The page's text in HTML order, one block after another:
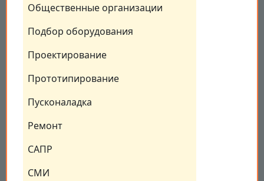
Общественные организации
Подбор оборудования
Проектирование
Прототипирование
Пусконаладка
Ремонт
САПР
СМИ